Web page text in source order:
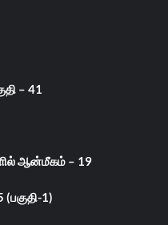
– 41
ஆன்மீகம் – 19
(பகுதி-1)